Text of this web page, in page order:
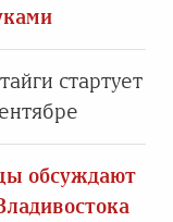
стартует
обсуждают